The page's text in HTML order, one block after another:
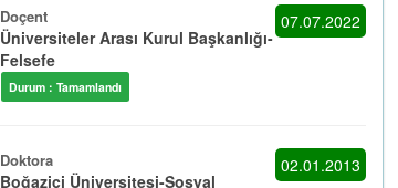
Doçent 07.07.2022
Üniversiteler Arası Kurul Başkanlığı-
Felsefe
Durum : Tamamlandı
Doktora 02.01.2013
Boğaziçi Üniversitesi-Sosyal